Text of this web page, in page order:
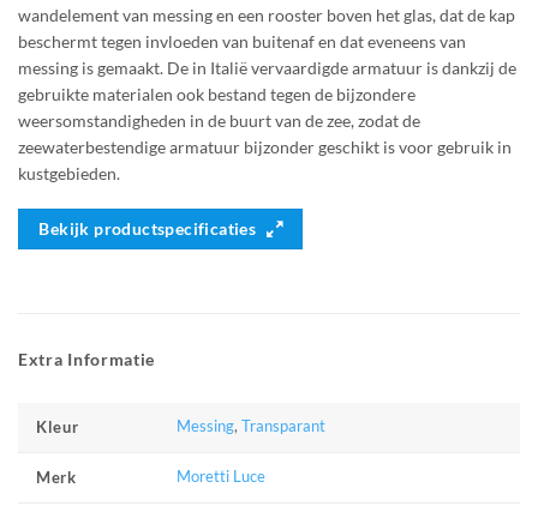
wandelement van messing en een rooster boven het glas, dat de kap
beschermt tegen invloeden van buitenaf en dat eveneens van
messing is gemaakt. De in Italië vervaardigde armatuur is dankzij de
gebruikte materialen ook bestand tegen de bijzondere
weersomstandigheden in de buurt van de zee, zodat de
zeewaterbestendige armatuur bijzonder geschikt is voor gebruik in
kustgebieden.
Bekijk productspecificaties
Extra Informatie
Kleur Messing,Transparant
Merk Moretti Luce